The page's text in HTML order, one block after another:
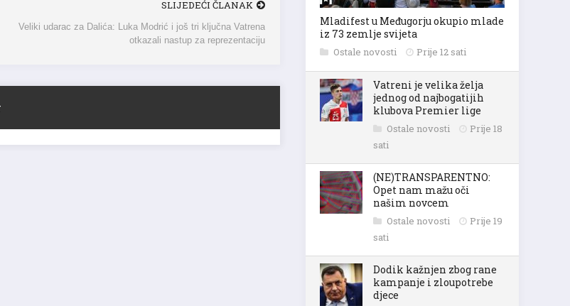
SLIJEDEĆI ČLANAK
Veliki udarac za Dalića: Luka Modrić i još tri ključna Vatrena
otkazali nastup za reprezentaciju
Mladifest u Međugorju okupio mlade
iz 73 zemlje svijeta
Ostale novosti Prije 12 sati
Vatreni je velika želja
jednog od najbogatijih
klubova Premier lige
Ostale novosti
Prije 18
sati
(NE)TRANSPARENTNO:
Opet nam mažu oči
našim novcem
Ostale novosti
Prije 19
sati
Dodik kažnjen zbog rane
kampanje i zloupotrebe
djece